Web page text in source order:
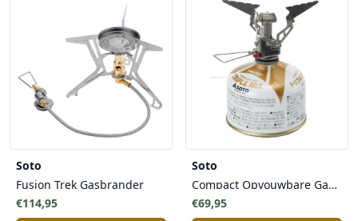
Soto
Fusion Trek Gasbrander
€114,95
Soto
Compact Opvouwbare Gasbrander
€69,95